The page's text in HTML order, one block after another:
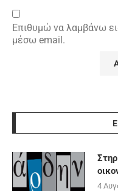
Επιθυμώ να λαμβάνω
μέσω email.
4